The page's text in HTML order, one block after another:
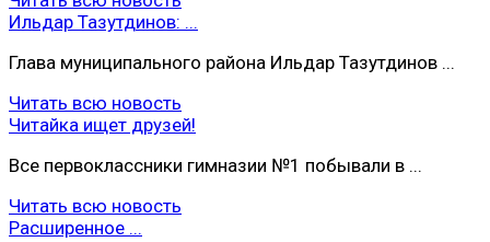
Ильдар Тазутдинов: ...
Глава муниципального района Ильдар Тазутдинов ...
Читать всю новость
Читайка ищет друзей!
Все первоклассники гимназии №1 побывали в ...
Читать всю новость
Расширенное ...